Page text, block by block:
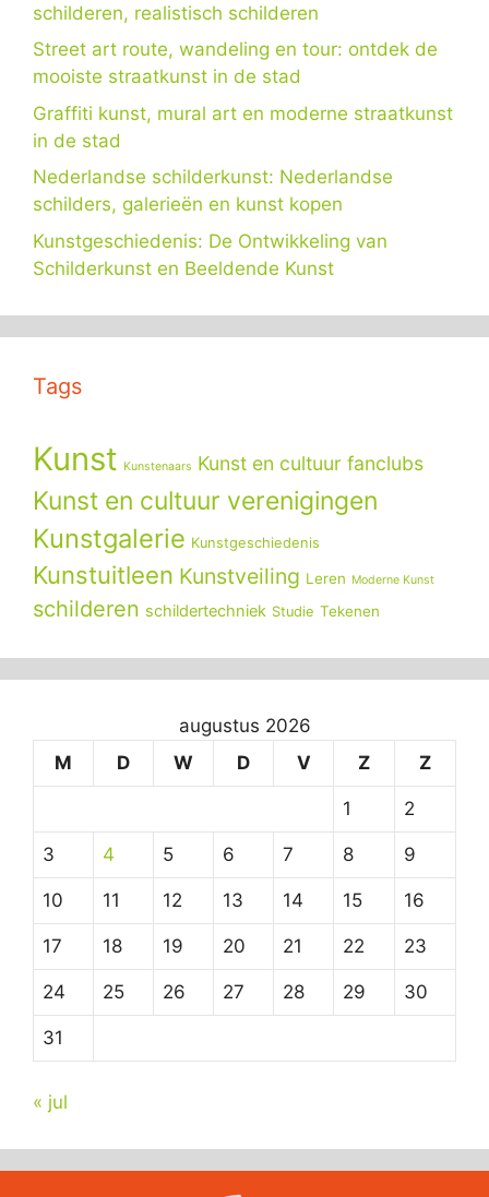
schilderen, realistisch schilderen
Street art route, wandeling en tour: ontdek de
mooiste straatkunst in de stad
Graffiti kunst, mural art en moderne straatkunst
in de stad
Nederlandse schilderkunst: Nederlandse
schilders, galerieën en kunst kopen
Kunstgeschiedenis: De Ontwikkeling van
Schilderkunst en Beeldende Kunst
Tags
Kunst Kunstenaars Kunst en cultuur fanclubs
Kunst en cultuur verenigingen
Kunstgalerie Kunstgeschiedenis
Kunstuitleen Kunstveiling Leren Moderne Kunst
schilderen schildertechniek Studie Tekenen
augustus 2026
M
D W D V Z Z
1 2
3 4 5 6 7 8 9
10 11 12 13 14 15 16
17 18 19 20 21 22 23
24 25 26 27 28 29 30
31
« jul